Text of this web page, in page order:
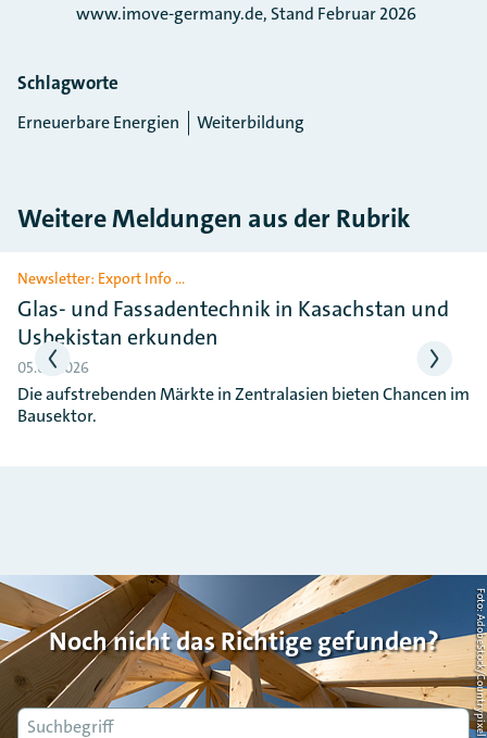
www.imove-germany.de, Stand Februar 2026
Schlagworte
Erneuerbare Energien Weiterbildung
Weitere Meldungen aus der Rubrik
Slider überspringen
Newsletter: Export Info …
Glas- und Fassadentechnik in Kasachstan und
Usbekistan erkunden
05.05.2026
Die aufstrebenden Märkte in Zentralasien bieten Chancen im
Bausektor.
Noch nicht das Richtige gefunden?
Suche Foto: AdobeStock/Countrypixel